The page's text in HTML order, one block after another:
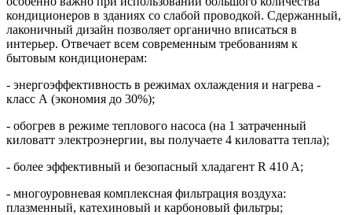
кондиционеров в зданиях со слабой проводкой. Сдержанный,
лаконичный дизайн позволяет органично вписаться в
интерьер. Отвечает всем современным требованиям к
бытовым кондиционерам:
- энергоэффективность в режимах охлаждения и нагрева -
класс А (экономия до 30%);
- обогрев в режиме теплового насоса (на 1 затраченный
киловатт электроэнергии, вы получаете 4 киловатта тепла);
- более эффективный и безопасный хладагент R 410 A;
- многоуровневая комплексная фильтрация воздуха:
плазменный, катехиновый и карбоновый фильтры;